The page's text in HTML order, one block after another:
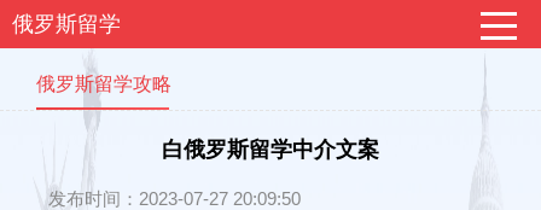
俄罗斯留学
俄罗斯留学攻略
白俄罗斯留学中介文案
发布时间：2023-07-27 20:09:50